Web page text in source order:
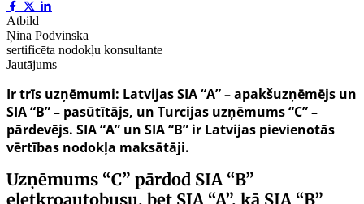
Atbild
Ņina Podvinska
sertificēta nodokļu konsultante
Jautājums
Ir trīs uzņēmumi: Latvijas SIA “A” – apakšuzņēmējs un
SIA “B” – pasūtītājs, un Turcijas uzņēmums “C” –
pārdevējs. SIA “A” un SIA “B” ir Latvijas pievienotās
vērtības nodokļa maksātāji.
Uzņēmums “C” pārdod SIA “B”
eletkroautobusu, bet SIA “A”, kā SIA “B”